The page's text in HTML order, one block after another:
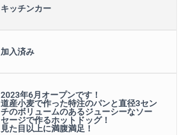
キッチンカー
加入済み
2023年6月オープンです！
道産小麦で作った特注のパンと直径3セン
チのボリュームのあるジューシーなソー
セージで作るホットドッグ！
見た目以上に満腹満足！